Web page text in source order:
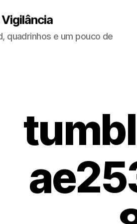
quadrinhos e um pouco de